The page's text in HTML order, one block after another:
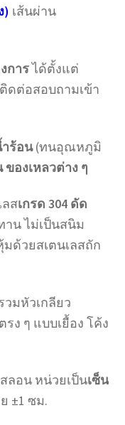
) เส้นผ่าน
การได้ตั้งแต่
ดต่อสอบถามเข้า
ร้อน(ทนอุณหภูมิ
ของเหลวต่าง ๆ
สเกรด 304 ดัด
น ไม่เป็นสนิม
ด้วยสเตนเลสถัก
วมหัวเกลียว
ง ๆ แบบเยื้อง โค้ง
ลอน หน่วยเป็นเซ็น
±1 ซม.